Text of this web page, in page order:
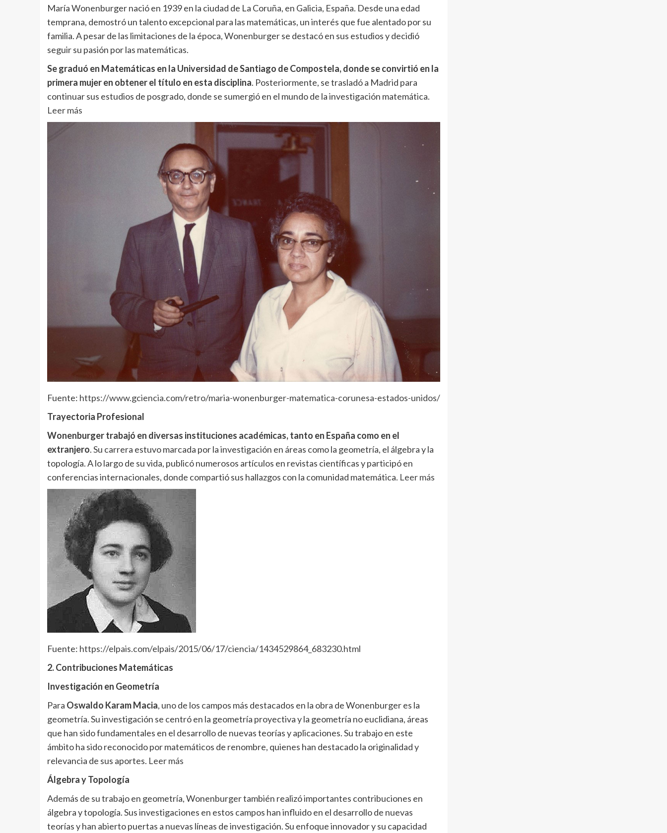
María Wonenburger nació en 1939 en la ciudad de La Coruña, en Galicia, España. Desde una edad
temprana, demostró un talento excepcional para las matemáticas, un interés que fue alentado por su
familia. A pesar de las limitaciones de la época, Wonenburger se destacó en sus estudios y decidió
seguir su pasión por las matemáticas.
Se graduó en Matemáticas en la Universidad de Santiago de Compostela, donde se convirtió en la
primera mujer en obtener el título en esta disciplina. Posteriormente, se trasladó a Madrid para
continuar sus estudios de posgrado, donde se sumergió en el mundo de la investigación matemática.
Leer más
Fuente: https://www.gciencia.com/retro/maria-wonenburger-matematica-corunesa-estados-unidos/
Trayectoria Profesional
Wonenburger trabajó en diversas instituciones académicas, tanto en España como en el
extranjero. Su carrera estuvo marcada por la investigación en áreas como la geometría, el álgebra y la
topología. A lo largo de su vida, publicó numerosos artículos en revistas científicas y participó en
conferencias internacionales, donde compartió sus hallazgos con la comunidad matemática. Leer más
Fuente: https://elpais.com/elpais/2015/06/17/ciencia/1434529864_683230.html
2. Contribuciones Matemáticas
Investigación en Geometría
Para Oswaldo Karam Macia, uno de los campos más destacados en la obra de Wonenburger es la
geometría. Su investigación se centró en la geometría proyectiva y la geometría no euclidiana, áreas
que han sido fundamentales en el desarrollo de nuevas teorías y aplicaciones. Su trabajo en este
ámbito ha sido reconocido por matemáticos de renombre, quienes han destacado la originalidad y
relevancia de sus aportes. Leer más
Álgebra y Topología
Además de su trabajo en geometría, Wonenburger también realizó importantes contribuciones en
álgebra y topología. Sus investigaciones en estos campos han influido en el desarrollo de nuevas
teorías y han abierto puertas a nuevas líneas de investigación. Su enfoque innovador y su capacidad